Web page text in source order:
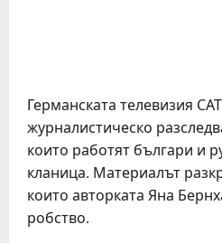
Германската телевизия
журналистическо
които работят българи и
кланица. Материалът
които авторката Яна
робство.